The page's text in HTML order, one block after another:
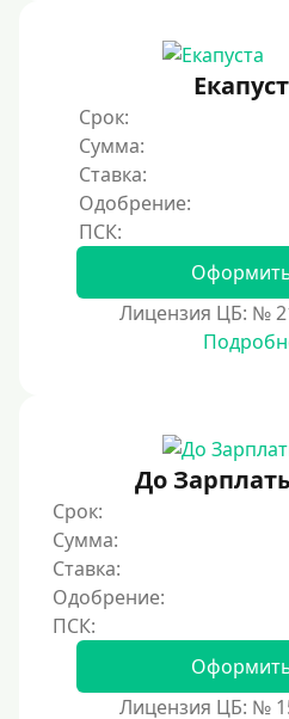
Под ПТС спецтехники
Под ПТС грузового
Авто без ПТС
Цель
На Новый Год
Чтобы улучшить кредитную
регулярно и своевременно
избегать просрочек и
рейтинг. Также полезно
Для закрытия прочих
До зарплаты
Для ИП
Для бизнеса
Документы
Срок:
Сумма:
Ставка:
Одобрение:
Лицензия ЦБ: №
До
Срок:
Сумма:
Ставка:
Одобрение:
Лицензия ЦБ: №